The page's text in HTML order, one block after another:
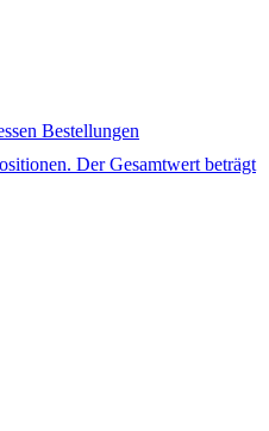
Bestellungen
Der Gesamtwert beträgt